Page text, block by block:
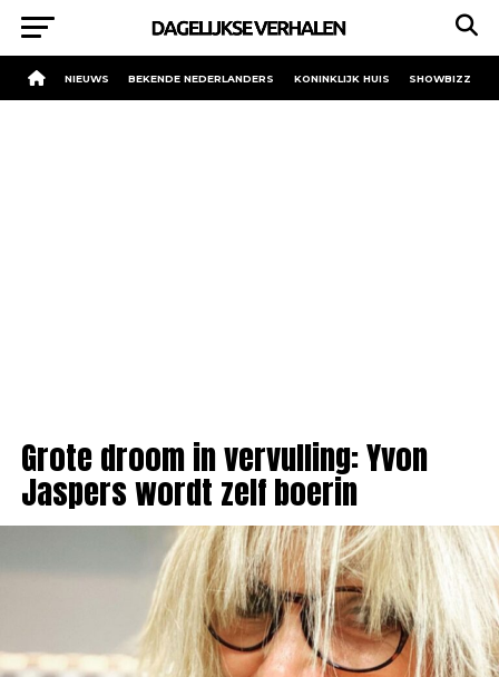
NIEUWS BEKENDE NEDERLANDERS KONINKLIJK HUIS SHOWBIZZ
Grote droom in vervulling: Yvon
Jaspers wordt zelf boerin